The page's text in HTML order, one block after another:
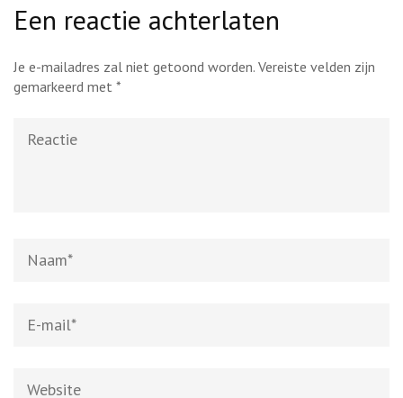
Een reactie achterlaten
Je e-mailadres zal niet getoond worden. Vereiste velden zijn
gemarkeerd met *
mail*